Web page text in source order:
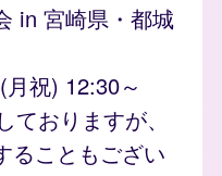
in 宮崎県・都城
祝) 12:30～
おりますが、
ることもござい